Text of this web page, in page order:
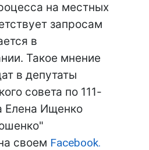
на местных
запросам
в
Такое мнение
в депутаты
совета по 111-
Елена Ищенко
своем Facebook.